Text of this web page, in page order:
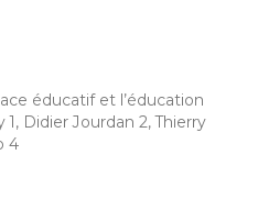
éducatif et l’éducation
Didier Jourdan 2, Thierry
4